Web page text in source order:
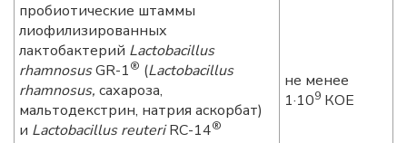
пробиотические штаммы
лиофилизированных
лактобактерий Lactobacillus
rhamnosusGR-1® (Lactobacillus
rhamnosus, сахароза,
мальтодекстрин, натрия аскорбат)
и Lactobacillus reuteriRC-14®
не менее
1·109КОЕ